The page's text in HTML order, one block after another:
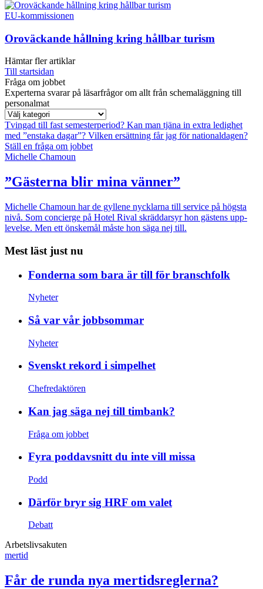
EU-kommissionen
Oroväckande hållning kring hållbar turism
Hämtar fler artiklar
Till startsidan
Fråga om jobbet
Experterna svarar på läsarfrågor om allt från schemaläggning till
personalmat
Tvingad till fast semesterperiod? Kan man tjäna in extra ledighet
med ”enstaka dagar”? Vilken ersättning får jag för nationaldagen?
Ställ en fråga om jobbet
Michelle Chamoun
”Gästerna blir mina vänner”
Michelle Chamoun har de gyllene nycklarna till service på högsta
nivå. Som concierge på Hotel Rival skräddarsyr hon gästens upp­
levelse. Men ett önskemål måste hon säga nej till.
Mest läst just nu
Fonderna som bara är till för branschfolk
Nyheter
Så var vår jobbsommar
Nyheter
Svenskt rekord i simpelhet
Chefredaktören
Kan jag säga nej till timbank?
Fråga om jobbet
Fyra poddavsnitt du inte vill missa
Podd
Därför bryr sig HRF om valet
Debatt
Arbetslivsakuten
mertid
Får de runda nya mertidsreglerna?